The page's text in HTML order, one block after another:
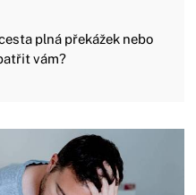
plná překážek nebo
vám?